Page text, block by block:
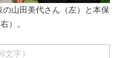
山田美代さん（左）と本保
）。